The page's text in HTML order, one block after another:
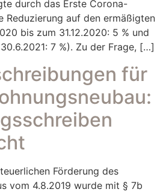
durch das Erste Corona-
Reduzierung auf den ermäßigten
bis zum 31.12.2020: 5 % und
7 %). Zu der Frage, […]
für
Förderung des
vom 4.8.2019 wurde mit § 7b